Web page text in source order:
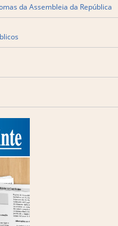
da Assembleia da República